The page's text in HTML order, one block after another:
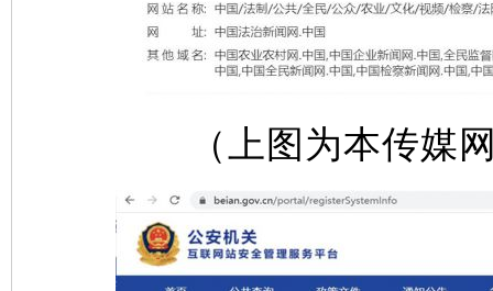
（上图为本传媒